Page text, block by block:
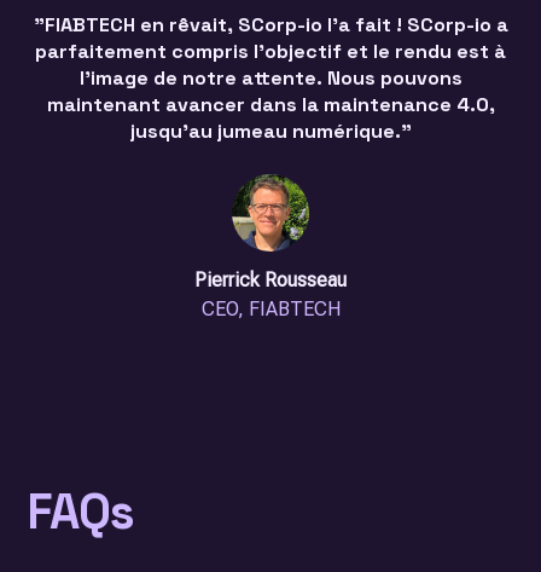
"FIABTECH en rêvait, SCorp-io l'a fait ! SCorp-io a
parfaitement compris l'objectif et le rendu est à
l'image de notre attente. Nous pouvons
maintenant avancer dans la maintenance 4.0,
jusqu'au jumeau numérique."
Pierrick Rousseau
CEO, FIABTECH
FAQs